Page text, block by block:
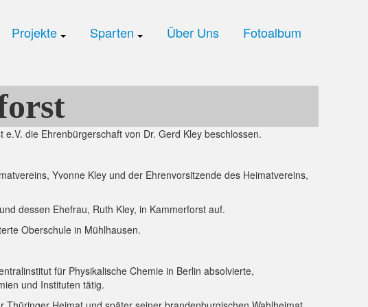
Projekte Sparten Über Uns Fotoalbum
die Ehrenbürgerschaft von Dr. Gerd Kley beschlossen.
Yvonne Kley und der Ehrenvorsitzende des Heimatvereins,
dessen Ehefrau, Ruth Kley, in Kammerforst auf.
Oberschule in Mühlhausen.
für Physikalische Chemie in Berlin absolvierte,
und Instituten tätig.